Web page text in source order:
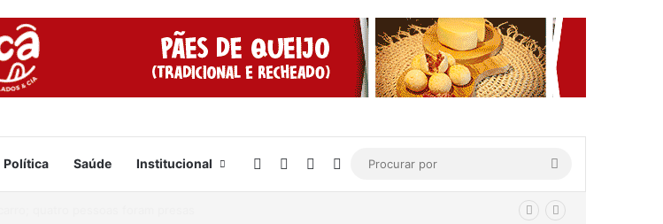
Política Saúde Institucional Facebook YouTubeInstagram
Procurar
por